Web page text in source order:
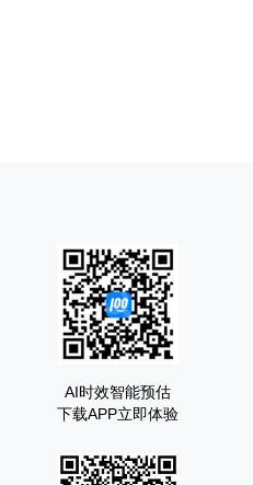
AI时效智能预估
下载APP立即体验